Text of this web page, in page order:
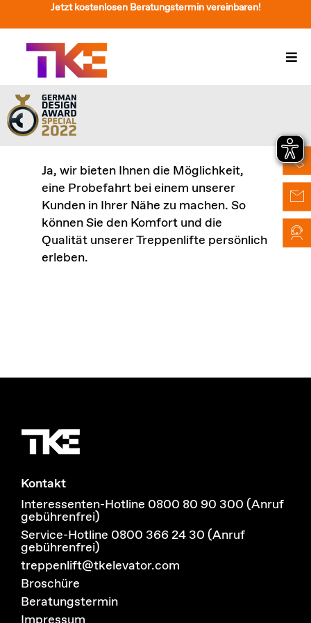
Inhalt
springen
Jetzt kostenlosen Beratungstermin vereinbaren!
Treppenlift
Preise
Service
Treppenliftberatung
Über Uns & Kontakt
Suche
Ja, wir bieten Ihnen die Möglichkeit,
eine Probefahrt bei einem unserer
Kunden in Ihrer Nähe zu machen. So
können Sie den Komfort und die
Qualität unserer Treppenlifte persönlich
erleben.
Kontakt
Interessenten-Hotline 0800 80 90 300 (Anruf
gebührenfrei)
Service-Hotline 0800 366 24 30 (Anruf
gebührenfrei)
treppenlift@tkelevator.com
Broschüre
Beratungstermin